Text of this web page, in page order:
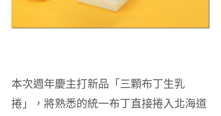
本次週年慶主打新品「三顆布丁生乳
捲」，將熟悉的統一布丁直接捲入北海道